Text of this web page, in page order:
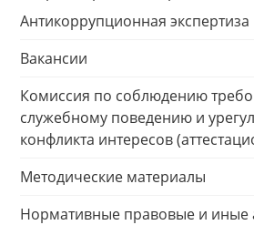
Антикоррупционная экспертиза
Вакансии
Комиссия по соблюдению
служебному поведению и
конфликта интересов
Методические материалы
Нормативные правовые и иные